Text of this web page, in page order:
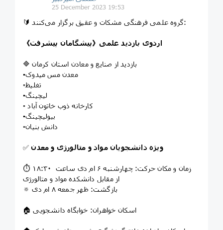
25 December 2023 19:53
🔰 گروه علمی فرهنگی مشکات و عقیق برگزار‌ می‌کنند:
اردوی بازدید علمی《پیشگامان پیشرفت》
🔷 بازدید از صنایع و معادن استان کرمان
▪️معدن مس میدوک
▫️تغلیظ
▪️لیچینگ
▫️ کارخانه ذوب خاتون آباد
▪️بیولیچینگ
▫️دانش بنیان
✅ویژه دانشجویان مواد و متالورژی و معدن
⏱ زمان و مکان حرکت: چهارشنبه ۶ ام دی ساعت ۱۸:۳۰
از مقابل دانشکده مواد و متالورژی
🔅 بازگشت: ظهر جمعه ۸ ام دی
🏠 اسکان خواهران: خوابگاه دانشجویی